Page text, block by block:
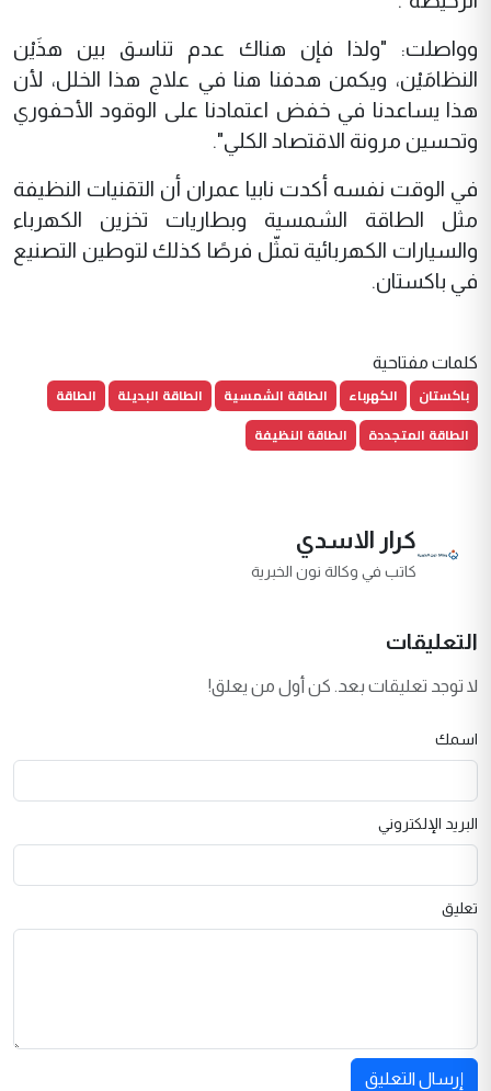
وواصلت: "ولذا فإن هناك عدم تناسق بين هذَيْن
النظامَيْن، ويكمن هدفنا هنا في علاج هذا الخلل، لأن
هذا يساعدنا في خفض اعتمادنا على الوقود الأحفوري
وتحسين مرونة الاقتصاد الكلي".
في الوقت نفسه أكدت نابيا عمران أن التقنيات النظيفة
مثل الطاقة الشمسية وبطاريات تخزين الكهرباء
والسيارات الكهربائية تمثّل فرصًا كذلك لتوطين التصنيع
في باكستان.
كلمات مفتاحية
باكستان الكهرباء الطاقة الشمسية الطاقة البديلة
الطاقة
الطاقة المتجددة
الطاقة النظيفة
كرار الاسدي
كاتب في وكالة نون الخبرية
التعليقات
لا توجد تعليقات بعد. كن أول من يعلق!
اسمك
البريد الإلكتروني
تعليق
إرسال التعليق